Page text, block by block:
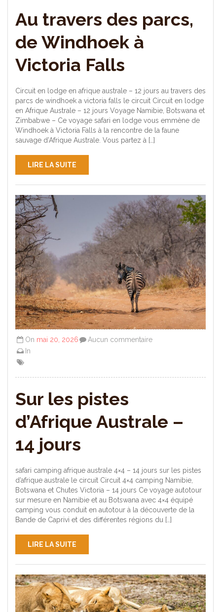
Au travers des parcs,
de Windhoek à
Victoria Falls
Circuit en lodge en afrique australe – 12 jours au travers des
parcs de windhoek a victoria falls le circuit Circuit en lodge
en Afrique Australe – 12 jours Voyage Namibie, Botswana et
Zimbabwe – Ce voyage safari en lodge vous emmène de
Windhoek à Victoria Falls à la rencontre de la faune
sauvage d’Afrique Australe. Vous partez à […]
LIRE LA SUITE
On mai 20, 2026
In
Aucun commentaire
Sur les pistes
d’Afrique Australe –
14 jours
safari camping afrique australe 4×4 – 14 jours sur les pistes
d’afrique australe le circuit Circuit 4×4 camping Namibie,
Botswana et Chutes Victoria – 14 jours Ce voyage autotour
sur mesure en Namibie et au Botswana avec 4×4 équipé
camping vous conduit en autotour à la découverte de la
Bande de Caprivi et des différentes régions du […]
LIRE LA SUITE